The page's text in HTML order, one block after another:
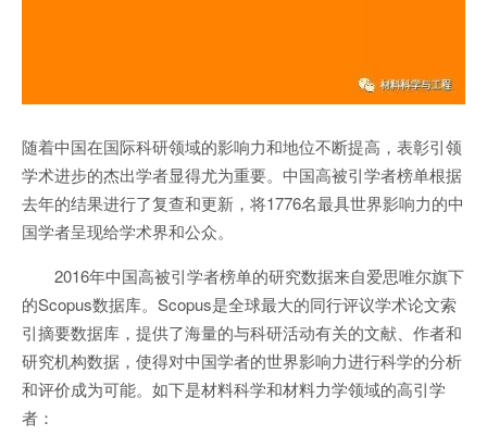
随着中国在国际科研领域的影响力和地位不断提高，表彰引领
学术进步的杰出学者显得尤为重要。中国高被引学者榜单根据
去年的结果进行了复查和更新，将1776名最具世界影响力的中
国学者呈现给学术界和公众。
2016年中国高被引学者榜单的研究数据来自爱思唯尔旗下
的Scopus数据库。Scopus是全球最大的同行评议学术论文索
引摘要数据库，提供了海量的与科研活动有关的文献、作者和
研究机构数据，使得对中国学者的世界影响力进行科学的分析
和评价成为可能。如下是材料科学和材料力学领域的高引学
者：